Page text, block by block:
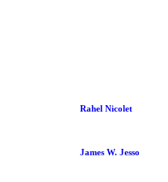
Rahel Nicolet
James W. Jesso